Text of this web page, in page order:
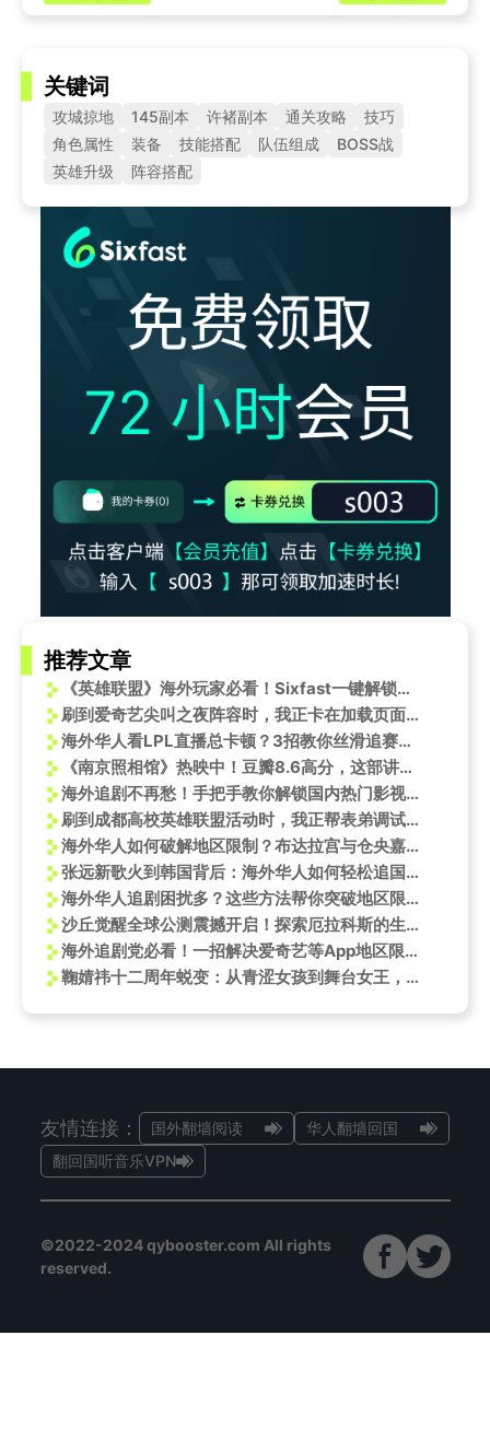
关键词
攻城掠地 145副本 许褚副本 通关攻略
技巧
角色属性
装备 技能搭配 队伍组成
BOSS战
英雄升级
阵容搭配
推荐文章
《英雄联盟》海外玩家必看！Sixfast一键解锁国服低延迟教程
刷到爱奇艺尖叫之夜阵容时，我正卡在加载页面转圈圈——海外追星人的痛，谁懂啊
海外华人看LPL直播总卡顿？3招教你丝滑追赛，跟国内同步欢呼
《南京照相馆》热映中！豆瓣8.6高分，这部讲述中国人自己的电影值得一看
海外追剧不再愁！手把手教你解锁国内热门影视资源，告别卡顿与地区限制
刷到成都高校英雄联盟活动时，我正帮表弟调试海外加速器——原来热血和延迟，只差一次线下相遇
海外华人如何破解地区限制？布达拉宫与仓央嘉措的故事让人欲罢不能
张远新歌火到韩国背后：海外华人如何轻松追国内热剧综艺？
海外华人追剧困扰多？这些方法帮你突破地区限制看国内热播剧
沙丘觉醒全球公测震撼开启！探索厄拉科斯的生存法则
海外追剧党必看！一招解决爱奇艺等App地区限制，轻松解锁国内影视库
鞠婧祎十二周年蜕变：从青涩女孩到舞台女王，她的坚持让人泪目！
友情连接： 国外翻墙阅读
华人翻墙回国
翻回国听音乐VPN
©2022-2024 qybooster.com All rights
reserved.